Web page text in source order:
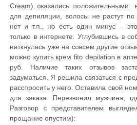
Cream) оказались положительными:
для депиляции, волосы не растут
нет и т.п., но есть один минус –
только в интернете. Углубившись в
наткнулась уже на совсем другие
можно купить крем fito depilation в
руб. Наличие таких отзывов
задуматься. Я решила связаться с
расспросить у него. Оставила свой
для заказа. Перезвонил мужчина,
Разговор с представителем
прощание опустим):